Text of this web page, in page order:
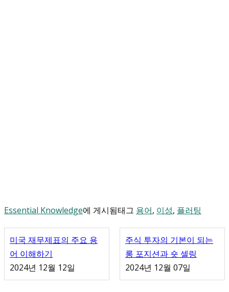
Essential Knowledge에 게시됨태그 용어, 이성, 플러팅
미국 재무제표의 주요 용
어 이해하기
2024년 12월 12일
주식 투자의 기본이 되는
롱 포지션과 숏 셀링
2024년 12월 07일